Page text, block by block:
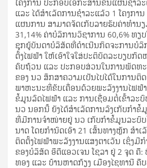
ໂຄງການ ປະກອບເອກະສານຂຶ້ນແຜນຊຳລະ
ແລະ ໄດ້ສຳເລັດການຊຳລະແລ້ວ 1 ໂຄງການ
ແຜນການ ສາມາດຈັດເກັບລາຍຮັບຄ່າທຳນ
31,14% ຄ່າບໍລິການວິຊາການ 60,6% ທຽ
ຊຸກຍູ້ບັນດາບໍລິສັດທີ່ດໍາເນີນກິດຈະການບໍລິ
ຕັ້ງໄຟຟ້າ ໃຫ້ເອົາໃຈໃສ່ປະຕິບັດລະບຽບກົ
ຄົບຖ້ວນ ແລະ ປະກອບສ່ວນໃນການພັດທະ
ຂອງ ນວ ສຶກສາຄວາມເປັນໄປໄດ້ໃນການຕິ
ພາຫະນະທີ່ຂັບເຄື່ອນດ້ວຍພະລັງງານໄຟຟ້
ຂໍ້ມູນລົດໄຟຟ້າ ແລະ ການເຊື່ອມຕໍ່ເຂົ້າລະບົ
ນວ ນອກນີ້ ຍັງໄດ້ສໍາເລັດການລົງເກັບກໍາຂໍ້
ທີ່ມີການຈໍາໜ່າຍຢູ່ ນວ ເກັບກຳຂໍ້ມູນລະບົບ
ນາດ ໂດຍກໍານົດເອົາ 21 ເສັ້ນທາງຫຼັກ ສຳເ
ຕິດຕັ້ງໄຟຟ້າພະລັງງານແສງຕາເວັນ ເຊິ່ງມີ
ຂອງບໍລິສັດ ອີດີແອວເຈນ ໂຊລາ ຢູ່ 2 ຈຸດ ຄື:
ທອງ ແລະ ບ້ານຫາດກ້ຽງ ເມືອງໄຊທານີ ຄື